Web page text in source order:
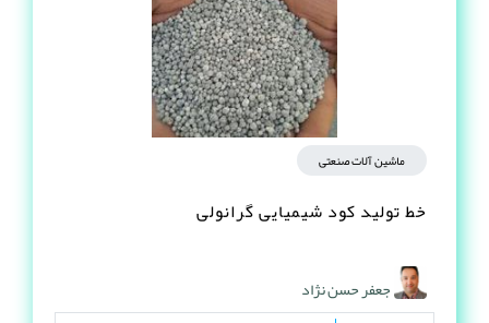
ماشین آلات صنعتی
خط تولید کود شیمیایی گرانولی
جعفر حسن نژاد